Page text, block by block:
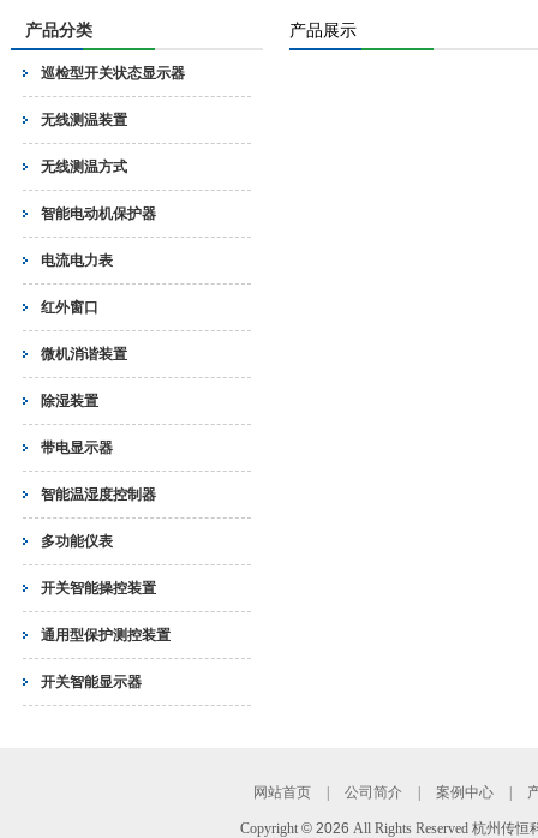
产品分类
巡检型开关状态显示器
无线测温装置
无线测温方式
智能电动机保护器
电流电力表
红外窗口
微机消谐装置
除湿装置
带电显示器
智能温湿度控制器
多功能仪表
开关智能操控装置
通用型保护测控装置
开关智能显示器
产品展示
网站首页 公司简介 案例中心
Copyright © 2026 All Rights Reserved 杭州传